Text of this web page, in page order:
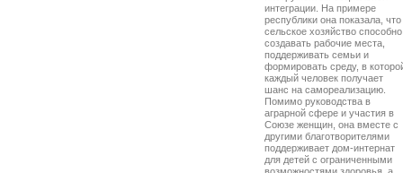
интеграции. На примере
республики она показала, что
сельское хозяйство способно
создавать рабочие места,
поддерживать семьи и
формировать среду, в
каждый человек получает
шанс на самореализацию.
Помимо руководства в
аграрной сфере и участия в
Союзе женщин, она вместе с
другими благотворителями
поддерживает дом-интернат
для детей с ограниченными